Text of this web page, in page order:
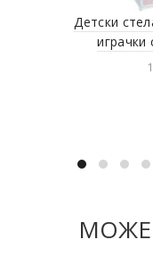
Детски
играчки
МОЖЕ